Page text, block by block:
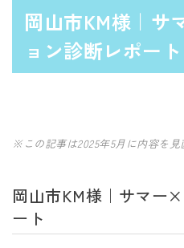
岡山市KM様｜サ
ョン診断レポート
※この記事は2025年5月に内容を
岡山市KM様｜サマー
ート